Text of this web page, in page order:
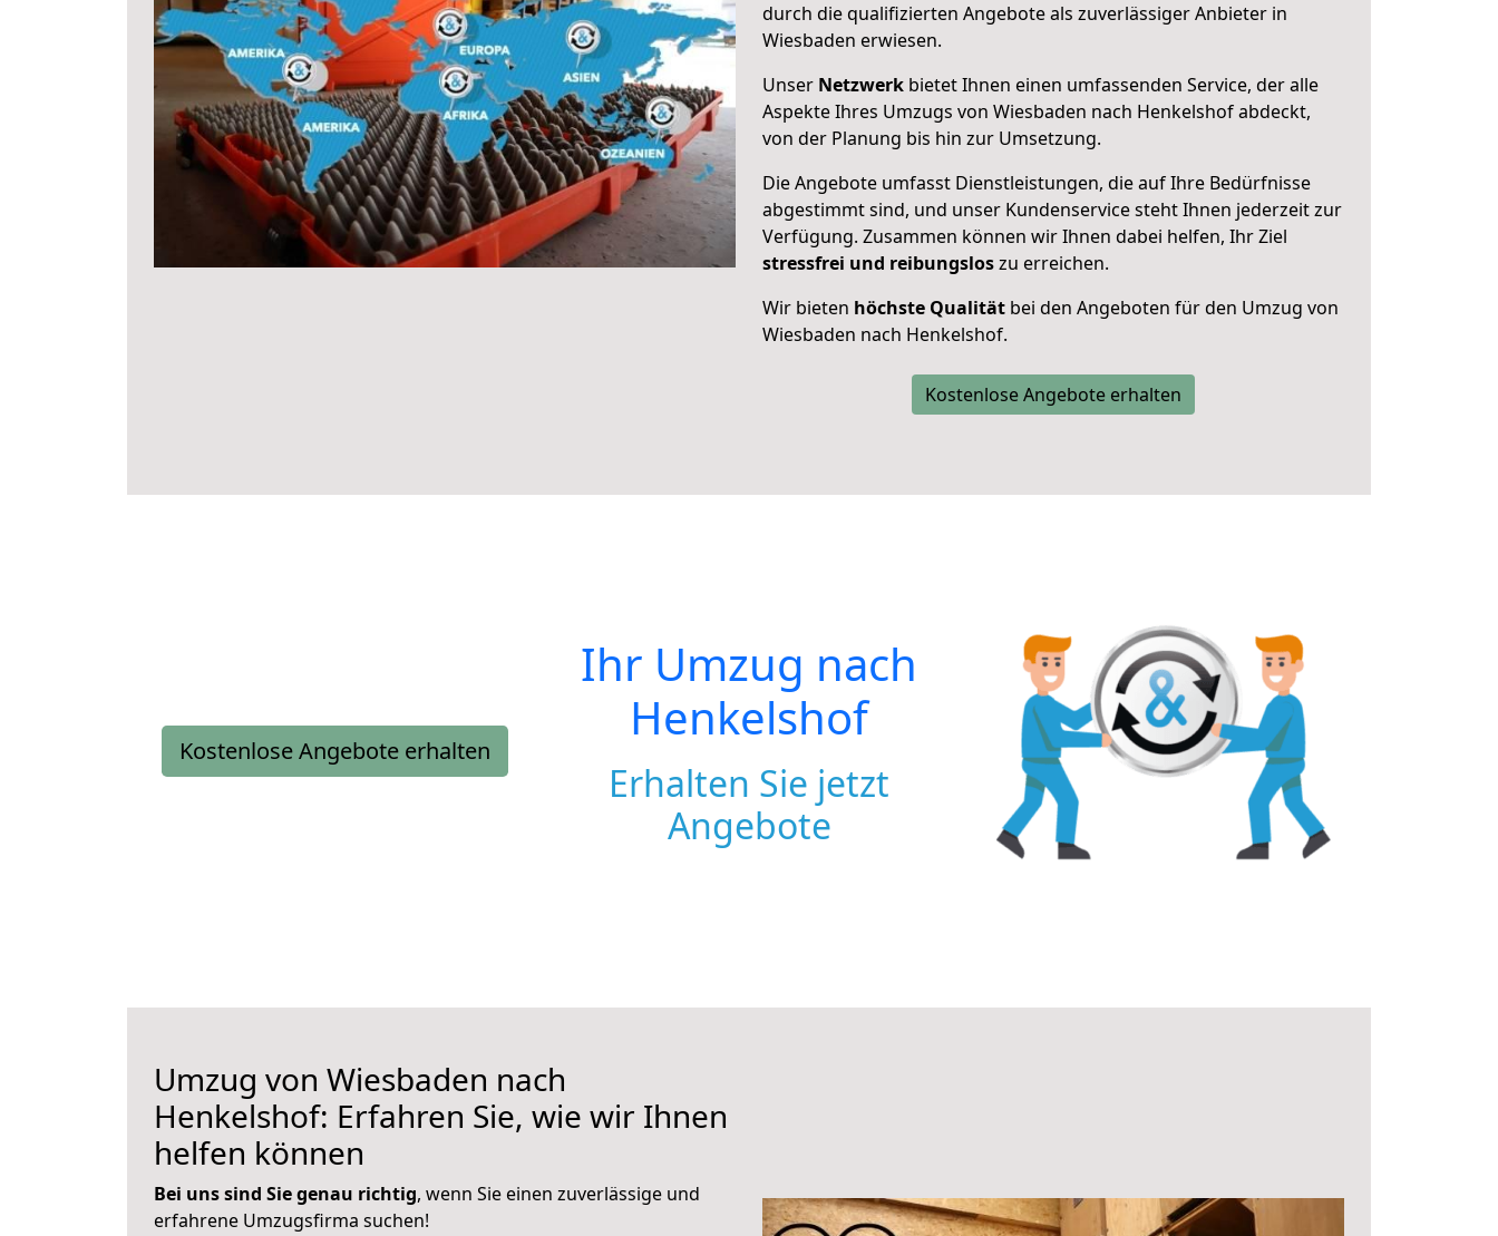
durch die qualifizierten Angebote als zuverlässiger Anbieter in
Wiesbaden erwiesen.
Unser Netzwerk bietet Ihnen einen umfassenden Service, der alle
Aspekte Ihres Umzugs von Wiesbaden nach Henkelshof abdeckt,
von der Planung bis hin zur Umsetzung.
Die Angebote umfasst Dienstleistungen, die auf Ihre Bedürfnisse
abgestimmt sind, und unser Kundenservice steht Ihnen jederzeit zur
Verfügung. Zusammen können wir Ihnen dabei helfen, Ihr Ziel
stressfrei und reibungsloszu erreichen.
Wir bieten höchste Qualität bei den Angeboten für den Umzug von
Wiesbaden nach Henkelshof.
Kostenlose Angebote erhalten
Kostenlose Angebote erhalten
Ihr Umzug nach
Henkelshof
Erhalten Sie jetzt
Angebote
Umzug von Wiesbaden nach
Henkelshof: Erfahren Sie, wie wir Ihnen
helfen können
Bei uns sind Sie genau richtig, wenn Sie einen zuverlässige und
erfahrene Umzugsfirma suchen!